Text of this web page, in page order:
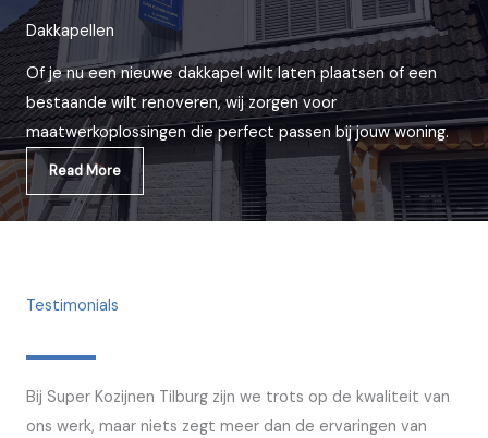
Dakkapellen
Of je nu een nieuwe dakkapel wilt laten plaatsen of een
bestaande wilt renoveren, wij zorgen voor
maatwerkoplossingen die perfect passen bij jouw woning.
Read More
Testimonials
Bij Super Kozijnen Tilburg zijn we trots op de kwaliteit van
ons werk, maar niets zegt meer dan de ervaringen van